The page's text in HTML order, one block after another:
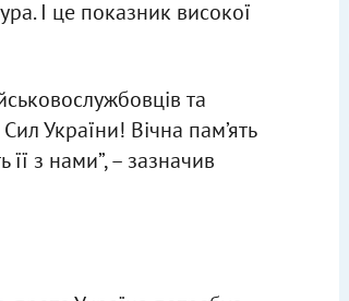
І це показник високої
та
України! Вічна пам’ять
з нами”, – зазначив